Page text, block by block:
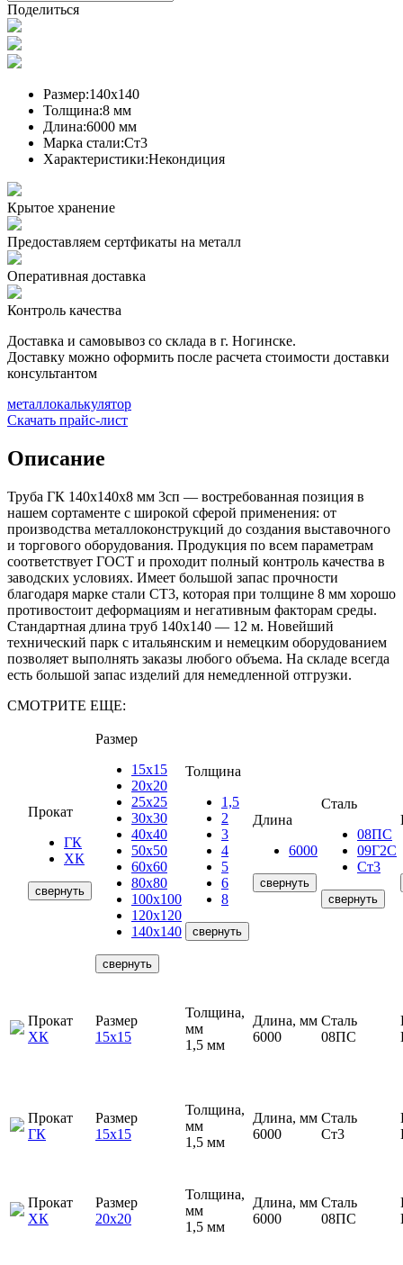
Поделиться
Размер:140х140
Толщина:8 мм
Длина:6000 мм
Марка стали:Ст3
Характеристики:Некондиция
Крытое хранение
Предоставляем сертфикаты на металл
Оперативная доставка
Контроль качества
Доставка и самовывоз со склада в г. Ногинске.
Доставку можно оформить после расчета стоимости доставки
консультантом
металлокалькулятор
Скачать прайс-лист
Описание
Труба ГК 140х140x8 мм 3сп — востребованная позиция в
нашем сортаменте с широкой сферой применения: от
производства металлоконструкций до создания выставочного
и торгового оборудования. Продукция по всем параметрам
соответствует ГОСТ и проходит полный контроль качества в
заводских условиях. Имеет большой запас прочности
благодаря марке стали СТ3, которая при толщине 8 мм хорошо
противостоит деформациям и негативным факторам среды.
Стандартная длина труб 140х140 — 12 м. Новейший
технический парк с итальянским и немецким оборудованием
позволяет выполнять заказы любого объема. На складе всегда
есть большой запас изделий для немедленной отгрузки.
СМОТРИТЕ ЕЩЕ:
Прокат
ГК
ХК
свернуть
Размер
15х15
20х20
25х25
30х30
40х40
50х50
60х60
80х80
100х100
120х120
140х140
свернуть
Толщина
1,5
2
3
4
5
6
8
свернуть
Длина
6000
свернуть
Сталь
08ПС
09Г2С
Ст3
свернуть
Прокат
ХК
Размер
15х15
Толщина,
мм
1,5 мм
Длина, мм
6000
Сталь
08ПС
Прокат
ГК
Размер
15х15
Толщина,
мм
1,5 мм
Длина, мм
6000
Сталь
Ст3
Прокат
ХК
Размер
20х20
Толщина,
мм
1,5 мм
Длина, мм
6000
Сталь
08ПС